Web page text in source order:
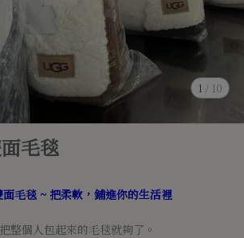
1 / 10
毛毯
毛毯 ~ 把柔軟，鋪進你的生活裡
整個人包起來的毛毯就夠了。